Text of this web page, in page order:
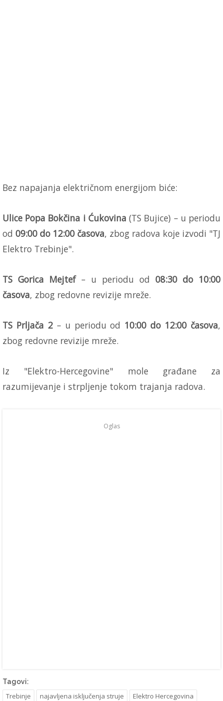
Bez napajanja električnom energijom biće:
Ulice Popa Bokčina i Ćukovina (TS Bujice) – u periodu
od 09:00 do 12:00 časova, zbog radova koje izvodi "TJ
Elektro Trebinje".
TS Gorica Mejtef– u periodu od 08:30 do 10:00
časova, zbog redovne revizije mreže.
TS Prljača 2– u periodu od 10:00 do 12:00 časova,
zbog redovne revizije mreže.
Iz "Elektro-Hercegovine" mole građane za
razumijevanje i strpljenje tokom trajanja radova.
Oglas
Tagovi:
Trebinje najavljena isključenja struje Elektro Hercegovina